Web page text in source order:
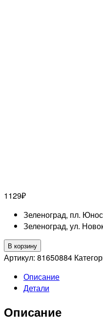
1129₽
Зеленоград, пл.
Зеленоград, ул.
Количество
товара
PROFESSIONAL
10/04
PERFECT
В корзину
Артикул: 81650884
Описание
Детали
Описание